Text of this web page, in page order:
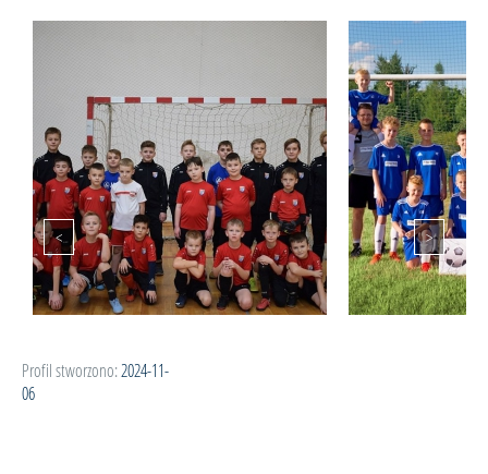
Profil stworzono: 2024-11-
06